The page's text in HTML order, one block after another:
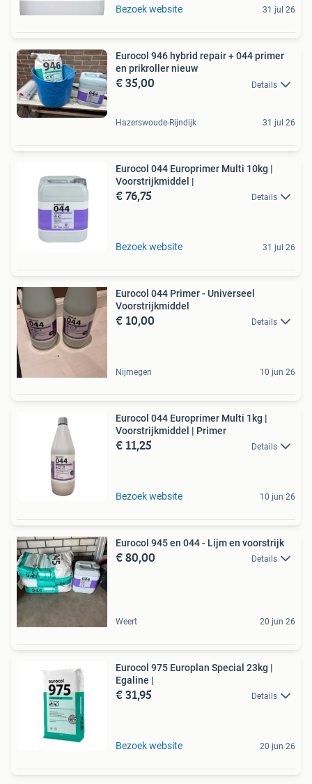
Bezoek website 31 jul 26
Eurocol 946 hybrid repair + 044 primer
en prikroller nieuw
€ 35,00 Details
Hazerswoude-Rijndijk 31 jul 26
Eurocol 044 Europrimer Multi 10kg |
Voorstrijkmiddel |
€ 76,75 Details
Bezoek website 31 jul 26
Eurocol 044 Primer - Universeel
Voorstrijkmiddel
€ 10,00 Details
Nijmegen 10 jun 26
Eurocol 044 Europrimer Multi 1kg |
Voorstrijkmiddel | Primer
€ 11,25 Details
Bezoek website 10 jun 26
Eurocol 945 en 044 - Lijm en voorstrijk
€ 80,00 Details
Weert 20 jun 26
Eurocol 975 Europlan Special 23kg |
Egaline |
€ 31,95 Details
Bezoek website 20 jun 26